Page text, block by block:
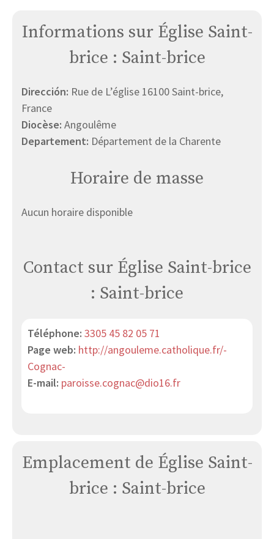
Informations sur Église Saint-
brice : Saint-brice
Dirección: Rue de L’église 16100 Saint-brice,
France
Diocèse: Angoulême
Departement: Département de la Charente
Horaire de masse
Aucun horaire disponible
Contact sur Église Saint-brice
: Saint-brice
Téléphone: 3305 45 82 05 71
Page web: http://angouleme.catholique.fr/-
Cognac-
E-mail: paroisse.cognac@dio16.fr
Emplacement de Église Saint-
brice : Saint-brice